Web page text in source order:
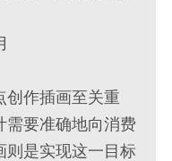
创作插画至关重
需要准确地向消费
则是实现这一目标